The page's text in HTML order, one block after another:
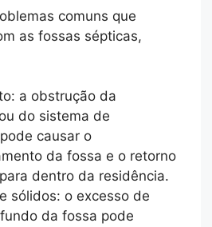
comuns que
as fossas sépticas,
a obstrução da
do sistema de
causar o
da fossa e o retorno
dentro da residência.
sólidos: o excesso de
da fossa pode